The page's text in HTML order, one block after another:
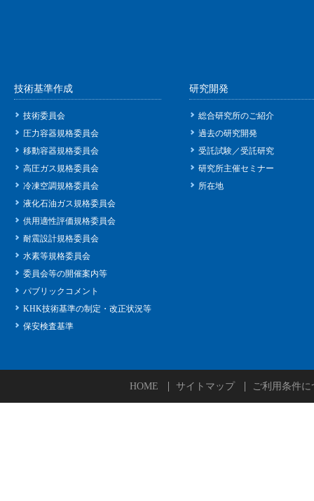
技術基準作成
技術委員会
圧力容器規格委員会
移動容器規格委員会
高圧ガス規格委員会
冷凍空調規格委員会
液化石油ガス規格委員会
供用適性評価規格委員会
耐震設計規格委員会
水素等規格委員会
委員会等の開催案内等
パブリックコメント
KHK技術基準の制定・改正状況等
保安検査基準
研究開発
総合研究所のご紹介
過去の研究開発
受託試験／受託研究
研究所主催セミナー
所在地
HOME サイトマップ ご利用条件に